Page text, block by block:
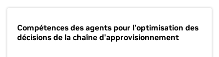
Compétences des agents pour l'optimisation des
décisions de la chaîne d'approvisionnement